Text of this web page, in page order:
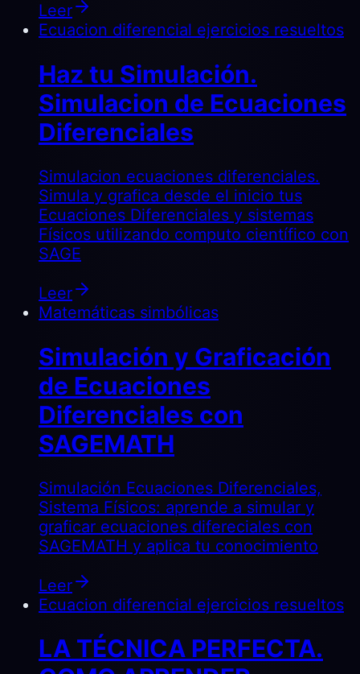
Leer
Ecuacion diferencial ejercicios resueltos
Haz tu Simulación.
Simulacion de Ecuaciones
Diferenciales
Simulacion ecuaciones diferenciales.
Simula y grafica desde el inicio tus
Ecuaciones Diferenciales y sistemas
Físicos utilizando computo científico con
SAGE
Leer
Matemáticas simbólicas
Simulación y Graficación
de Ecuaciones
Diferenciales con
SAGEMATH
Simulación Ecuaciones Diferenciales,
Sistema Físicos: aprende a simular y
graficar ecuaciones difereciales con
SAGEMATH y aplica tu conocimiento
Leer
Ecuacion diferencial ejercicios resueltos
LA TÉCNICA PERFECTA.